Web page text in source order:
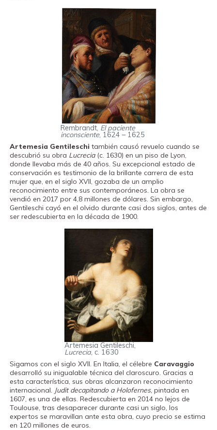
Rembrandt, El paciente
inconsciente, 1624 – 1625
Artemesia Gentileschi también causó revuelo cuando se
descubrió su obra Lucrecia(c. 1630) en un piso de Lyon,
donde llevaba más de 40 años. Su excepcional estado de
conservación es testimonio de la brillante carrera de esta
mujer que, en el siglo XVII, gozaba de un amplio
reconocimiento entre sus contemporáneos. La obra se
vendió en 2017 por 4,8 millones de dólares. Sin embargo,
Gentileschi cayó en el olvido durante casi dos siglos, antes de
ser redescubierta en la década de 1900.
Artemesia Gentileschi,
Lucrecia, c. 1630
Sigamos con el siglo XVII. En Italia, el célebre Caravaggio
desarrolló su inigualable técnica del claroscuro. Gracias a
esta característica, sus obras alcanzaron reconocimiento
internacional. Judit decapitando a Holofernes, pintada en
1607, es una de ellas. Redescubierta en 2014 no lejos de
Toulouse, tras desaparecer durante casi un siglo, los
expertos se maravillan ante esta obra, cuyo precio se estima
en 120 millones de euros.